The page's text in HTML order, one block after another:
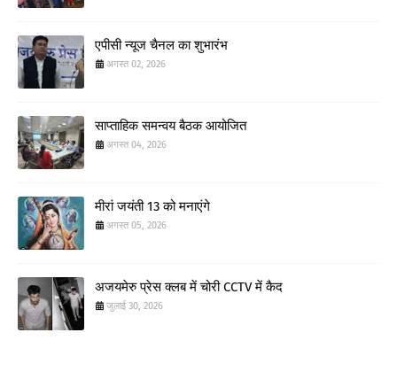
एपीसी न्यूज चैनल का शुभारंभ
अगस्त 02, 2026
साप्ताहिक समन्वय बैठक आयोजित
अगस्त 04, 2026
मीरां जयंती 13 को मनाएंगे
अगस्त 05, 2026
अजयमेरु प्रेस क्लब में चोरी CCTV में कैद
जुलाई 30, 2026